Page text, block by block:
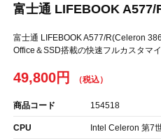
富士通 LIFEBOOK A577/
富士通 LIFEBOOK A577/R(Celeron
Office＆SSD搭載の快速フルカスタマ
49,800円
商品コード 154518
CPU Intel Celeron 第7